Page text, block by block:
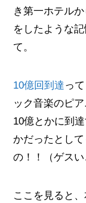
き第一ホテル
をしたような
て。
10億回到達っ
ック音楽のピ
10億とかに到
かだったとし
の！！（ゲスい
ここを見ると